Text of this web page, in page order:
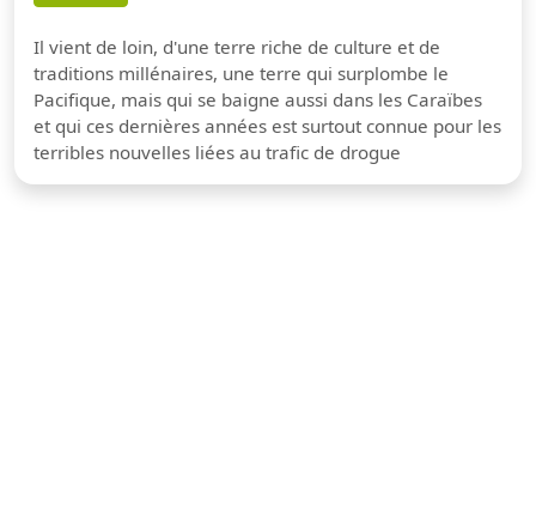
Il vient de loin, d'une terre riche de culture et de
traditions millénaires, une terre qui surplombe le
Pacifique, mais qui se baigne aussi dans les Caraïbes
et qui ces dernières années est surtout connue pour les
terribles nouvelles liées au trafic de drogue